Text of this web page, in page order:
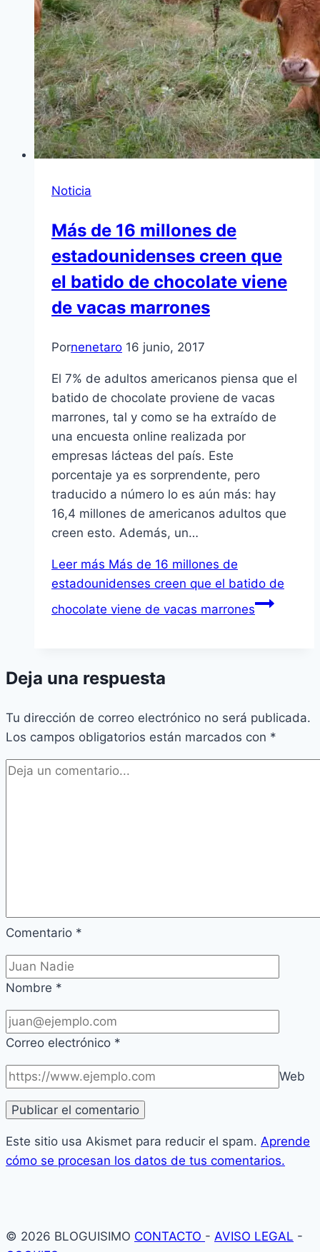
Noticia
Más de 16 millones de
estadounidenses creen que
el batido de chocolate viene
de vacas marrones
Pornenetaro 16 junio, 2017
El 7% de adultos americanos piensa que el
batido de chocolate proviene de vacas
marrones, tal y como se ha extraído de
una encuesta online realizada por
empresas lácteas del país. Este
porcentaje ya es sorprendente, pero
traducido a número lo es aún más: hay
16,4 millones de americanos adultos que
creen esto. Además, un…
Leer más Más de 16 millones de
estadounidenses creen que el batido de
chocolate viene de vacas marrones
Deja una respuesta
Tu dirección de correo electrónico no será publicada.
Los campos obligatorios están marcados con *
Comentario *
Nombre *
Correo electrónico *
Web
Este sitio usa Akismet para reducir el spam. Aprende
cómo se procesan los datos de tus comentarios.
© 2026 BLOGUISIMO CONTACTO - AVISO LEGAL -